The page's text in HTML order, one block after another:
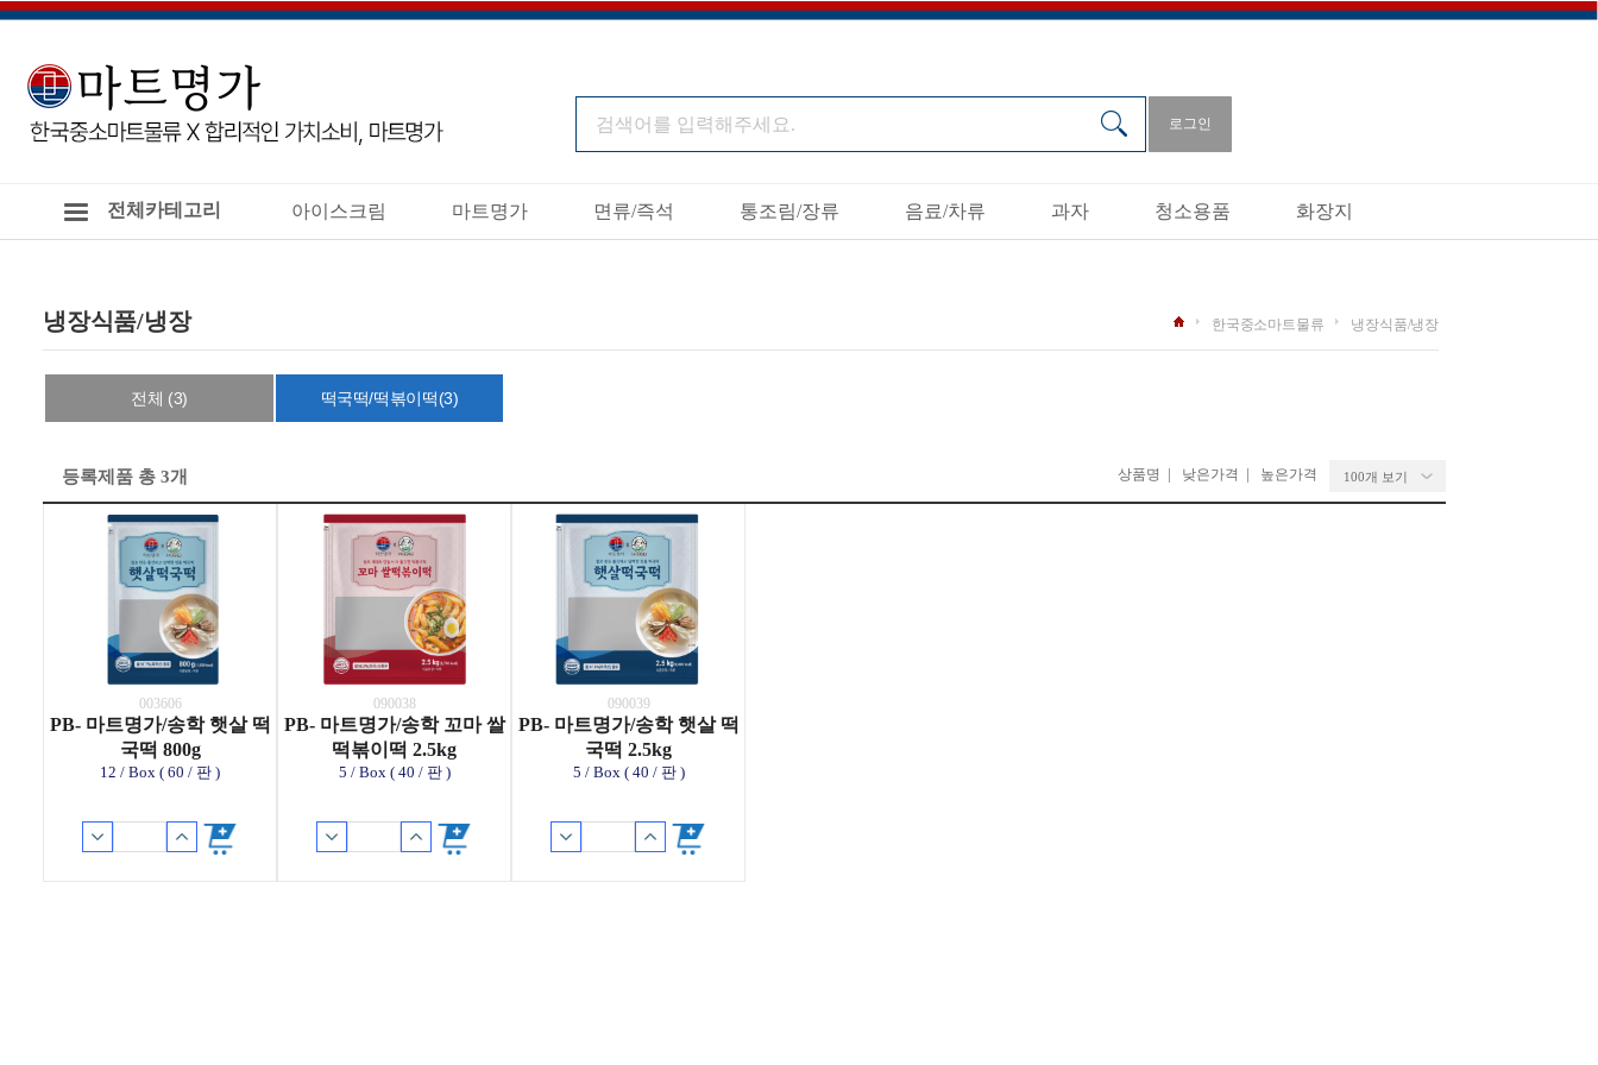
로그인
전체카테고리 아이스크림 마트명가 면류/즉석 통조림/장류 음료/차류 과자 청소용품 화장지
냉장식품/냉장 한국중소마트물류 냉장식품/냉장
전체 (3) 떡국떡/떡볶이떡(3)
등록제품 총 3개 상품명 | 낮은가격 | 높은가격
003606
PB- 마트명가/송학 햇살 떡
국떡 800g
12 / Box ( 60 / 판 )
090038
PB- 마트명가/송학 꼬마 쌀
떡볶이떡 2.5kg
5 / Box ( 40 / 판 )
090039
PB- 마트명가/송학 햇살 떡
국떡 2.5kg
5 / Box ( 40 / 판 )